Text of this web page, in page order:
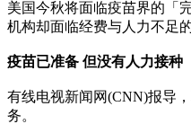
美国今秋将面临疫苗界的「
机构却面临经费与人力不足
疫苗已准备 但没有人力接种
有线电视新闻网(CNN)报导
务。